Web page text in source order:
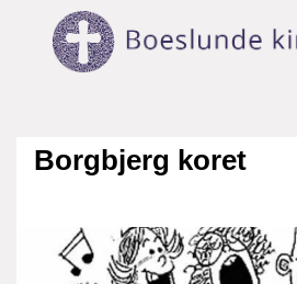
Borgbjerg koret